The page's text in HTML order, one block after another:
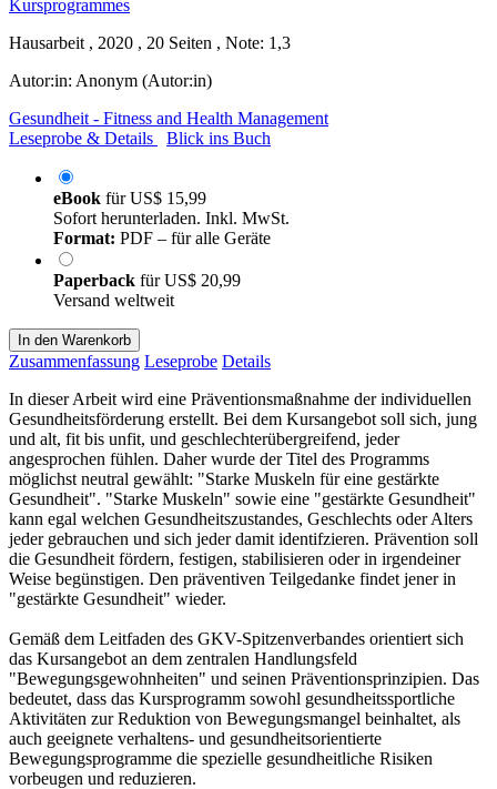
Hausarbeit , 2020 , 20 Seiten , Note: 1,3
Autor:in: Anonym (Autor:in)
Gesundheit - Fitness and Health Management
Leseprobe & Details
Blick ins Buch
eBook fürUS$ 15,99
Sofort herunterladen. Inkl. MwSt.
Format: PDF – für alle Geräte
Paperback fürUS$ 20,99
Versand weltweit
In den Warenkorb
Zusammenfassung Leseprobe Details
In dieser Arbeit wird eine Präventionsmaßnahme der individuellen
Gesundheitsförderung erstellt. Bei dem Kursangebot soll sich, jung
und alt, fit bis unfit, und geschlechterübergreifend, jeder
angesprochen fühlen. Daher wurde der Titel des Programms
möglichst neutral gewählt: "Starke Muskeln für eine gestärkte
Gesundheit". "Starke Muskeln" sowie eine "gestärkte Gesundheit"
kann egal welchen Gesundheitszustandes, Geschlechts oder Alters
jeder gebrauchen und sich jeder damit identifzieren. Prävention soll
die Gesundheit fördern, festigen, stabilisieren oder in irgendeiner
Weise begünstigen. Den präventiven Teilgedanke findet jener in
"gestärkte Gesundheit" wieder.
Gemäß dem Leitfaden des GKV-Spitzenverbandes orientiert sich
das Kursangebot an dem zentralen Handlungsfeld
"Bewegungsgewohnheiten" und seinen Präventionsprinzipien. Das
bedeutet, dass das Kursprogramm sowohl gesundheitssportliche
Aktivitäten zur Reduktion von Bewegungsmangel beinhaltet, als
auch geeignete verhaltens- und gesundheitsorientierte
Bewegungsprogramme die spezielle gesundheitliche Risiken
vorbeugen und reduzieren.